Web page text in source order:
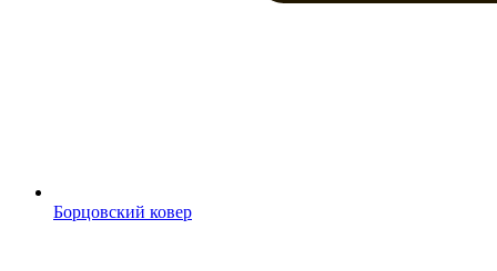
Борцовский ковер